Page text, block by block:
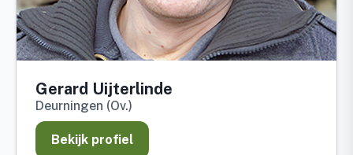
Gerard Uijterlinde
Deurningen (Ov.)
Bekijk profiel